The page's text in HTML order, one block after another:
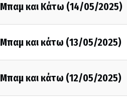
Μπαμ και Κάτω (14/05/2025)
Μπαμ και κάτω (13/05/2025)
Μπαμ και κάτω (12/05/2025)